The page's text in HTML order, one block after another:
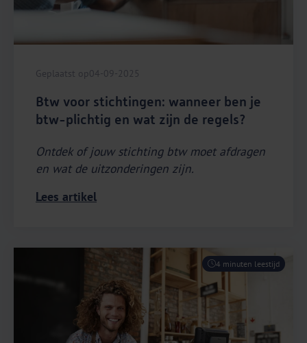
Geplaatst op 04-09-2025
Btw voor stichtingen: wanneer ben je
btw-plichtig en wat zijn de regels?
Ontdek of jouw stichting btw moet afdragen
en wat de uitzonderingen zijn.
Lees artikel
4 minuten leestijd